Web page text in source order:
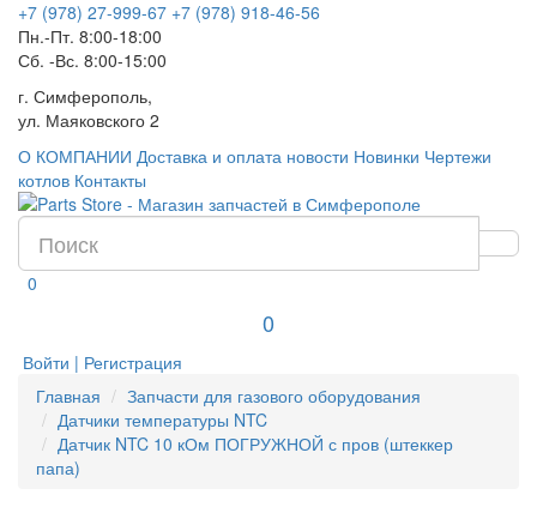
+7 (978) 27-999-67 +7 (978) 918-46-56
Пн.-Пт. 8:00-18:00
Сб. -Вс. 8:00-15:00
г. Симферополь,
ул. Маяковского 2
О КОМПАНИИ Доставка и оплата новости Новинки Чертежи
котлов Контакты
0
0
Войти | Регистрация
Главная
Запчасти для газового оборудования
Датчики температуры NTC
Датчик NTC 10 кОм ПОГРУЖНОЙ с пров (штеккер
папа)